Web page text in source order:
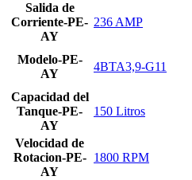
Salida de
Corriente-PE-
AY
236 AMP
Modelo-PE-
AY
4BTA3,9-G11
Capacidad del
Tanque-PE-
AY
150 Litros
Velocidad de
Rotacion-PE-
AY
1800 RPM